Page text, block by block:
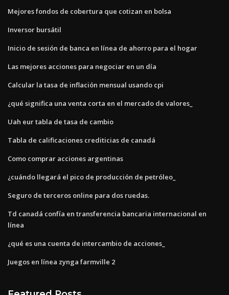
Mejores fondos de cobertura que cotizan en bolsa
Inversor bursátil
Inicio de sesión de banca en línea de ahorro para el hogar
Las mejores acciones para negociar en un día
Calcular la tasa de inflación mensual usando cpi
¿qué significa una venta corta en el mercado de valores_
Uah eur tabla de tasa de cambio
Tabla de calificaciones crediticias de canadá
Como comprar acciones argentinas
¿cuándo llegará el pico de producción de petróleo_
Seguro de terceros online para dos ruedas.
Td canadá confía en transferencia bancaria internacional en
línea
¿qué es una cuenta de intercambio de acciones_
Juegos en línea zynga farmville 2